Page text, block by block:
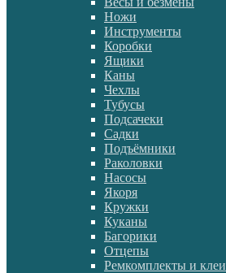
Ножи
Инструменты
Коробки
Ящики
Каны
Чехлы
Тубусы
Подсачеки
Садки
Подъёмники
Раколовки
Насосы
Якоря
Кружки
Куканы
Багорики
Отцепы
Ремкомплекты и клеи